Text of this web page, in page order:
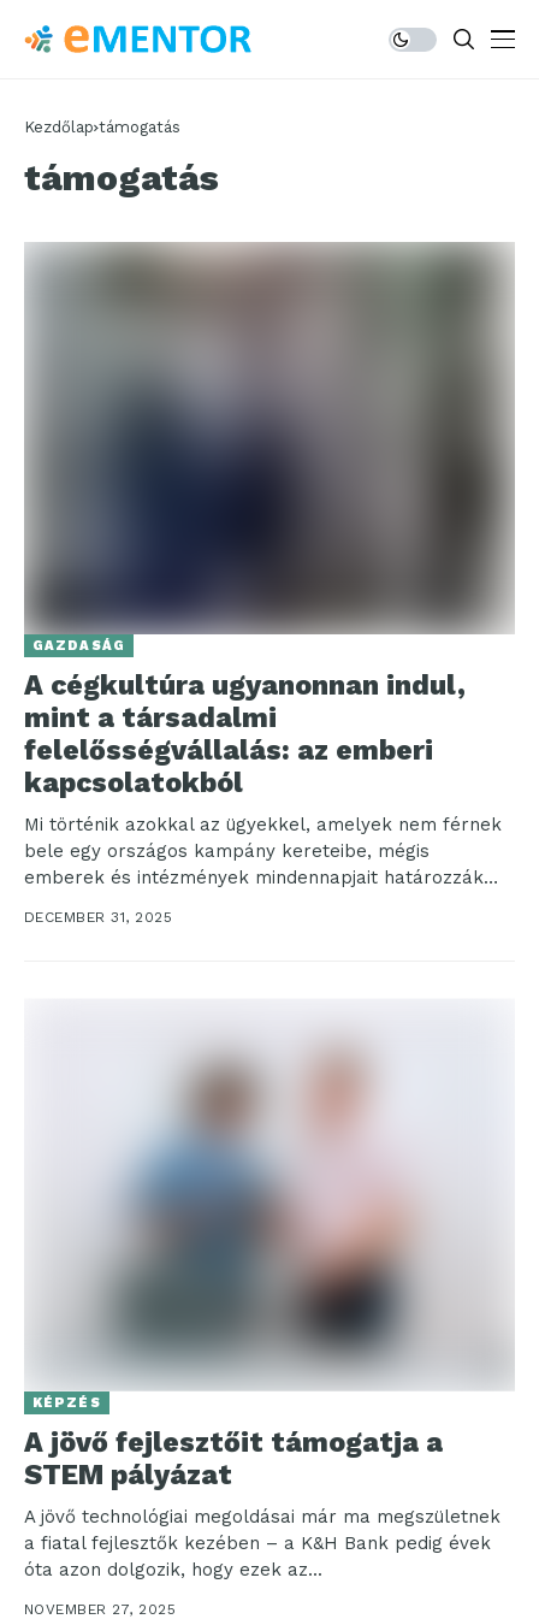
Kezdőlap támogatás
támogatás
GAZDASÁG
A cégkultúra ugyanonnan indul,
mint a társadalmi
felelősségvállalás: az emberi
kapcsolatokból
Mi történik azokkal az ügyekkel, amelyek nem férnek
bele egy országos kampány kereteibe, mégis
emberek és intézmények mindennapjait határozzák
DECEMBER 31, 2025
KÉPZÉS
A jövő fejlesztőit támogatja a
STEM pályázat
A jövő technológiai megoldásai már ma megszületnek
a fiatal fejlesztők kezében – a K&H Bank pedig évek
óta azon dolgozik, hogy ezek az...
NOVEMBER 27, 2025